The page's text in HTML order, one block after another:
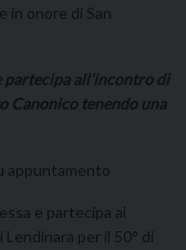
in onore di San
partecipa all’incontro di
Canonico tenendo una
appuntamento
e partecipa ai
per il 50° di